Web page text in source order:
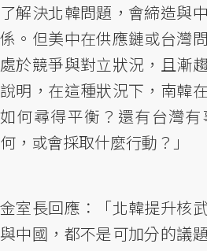
了解決北韓問題，會締造與
係。但美中在供應鏈或台灣
處於競爭與對立狀況，且漸
說明，在這種狀況下，南韓
如何尋得平衡？還有台灣
何，或會採取什麼行動？」
金室長回應：「北韓提升核
與中國，都不是可加分的議